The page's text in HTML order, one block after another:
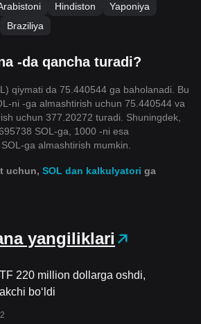
Hindiston
Yaponiya
Braziliya
-da qancha turadi?
qiymati da 75.440544 ga baholanadi. Bu
ni -ga almashtirish uchun 75.440544 va
uchun 377.20272 turadi. Shuningdek,
SOL-ga, 1000 -ni esa
ga almashtirish mumkin.
uchun, SOL dan kalkulyatori ga
yangiliklari
220 million dollarga oshdi,
bo‘ldi